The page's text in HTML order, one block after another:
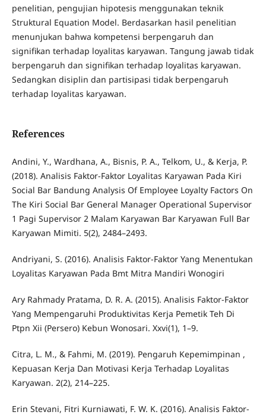
penelitian, pengujian hipotesis menggunakan teknik
Struktural Equation Model. Berdasarkan hasil penelitian
menunjukan bahwa kompetensi berpengaruh dan
signifikan terhadap loyalitas karyawan. Tangung jawab tidak
berpengaruh dan signifikan terhadap loyalitas karyawan.
Sedangkan disiplin dan partisipasi tidak berpengaruh
terhadap loyalitas karyawan.
References
Andini, Y., Wardhana, A., Bisnis, P. A., Telkom, U., & Kerja, P.
(2018). Analisis Faktor-Faktor Loyalitas Karyawan Pada Kiri
Social Bar Bandung Analysis Of Employee Loyalty Factors On
The Kiri Social Bar General Manager Operational Supervisor
1 Pagi Supervisor 2 Malam Karyawan Bar Karyawan Full Bar
Karyawan Mimiti. 5(2), 2484–2493.
Andriyani, S. (2016). Analisis Faktor-Faktor Yang Menentukan
Loyalitas Karyawan Pada Bmt Mitra Mandiri Wonogiri
Ary Rahmady Pratama, D. R. A. (2015). Analisis Faktor-Faktor
Yang Mempengaruhi Produktivitas Kerja Pemetik Teh Di
Ptpn Xii (Persero) Kebun Wonosari. Xxvi(1), 1–9.
Citra, L. M., & Fahmi, M. (2019). Pengaruh Kepemimpinan ,
Kepuasan Kerja Dan Motivasi Kerja Terhadap Loyalitas
Karyawan. 2(2), 214–225.
Erin Stevani, Fitri Kurniawati, F. W. K. (2016). Analisis Faktor-